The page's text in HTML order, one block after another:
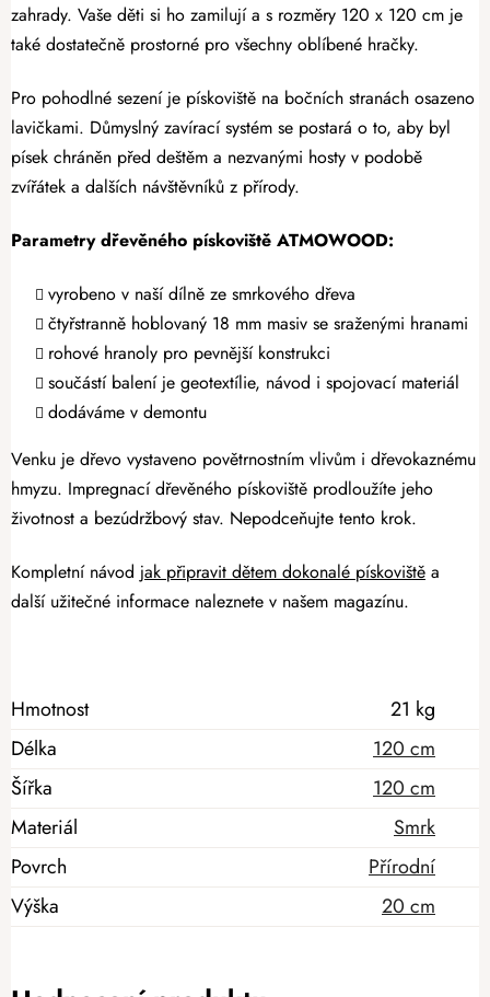
zahrady. Vaše děti si ho zamilují a s rozměry 120 x 120 cm je
také dostatečně prostorné pro všechny oblíbené hračky.
Pro pohodlné sezení je pískoviště na bočních stranách osazeno
lavičkami. Důmyslný zavírací systém se postará o to, aby byl
písek chráněn před deštěm a nezvanými hosty v podobě
zvířátek a dalších návštěvníků z přírody.
Parametry dřevěného pískoviště ATMOWOOD:
vyrobeno v naší dílně ze smrkového dřeva
čtyřstranně hoblovaný 18 mm masiv se sraženými hranami
rohové hranoly pro pevnější konstrukci
součástí balení je geotextílie, návod i spojovací materiál
dodáváme v demontu
Venku je dřevo vystaveno povětrnostním vlivům i dřevokaznému
hmyzu. Impregnací dřevěného pískoviště prodloužíte jeho
životnost a bezúdržbový stav. Nepodceňujte tento krok.
Kompletní návod jak připravit dětem dokonalé pískoviště a
další užitečné informace naleznete v našem magazínu.
Hmotnost
21 kg
Délka
120 cm
Šířka
120 cm
Materiál
Smrk
Povrch
Přírodní
Výška
20 cm